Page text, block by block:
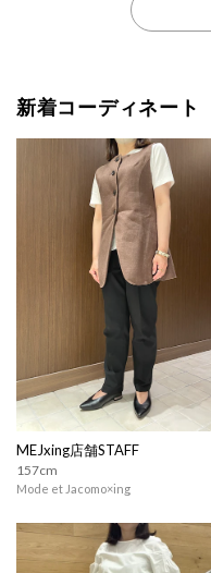
新着コーディネート
MEJxing店舗STAFF
157cm
Mode et Jacomo×ing